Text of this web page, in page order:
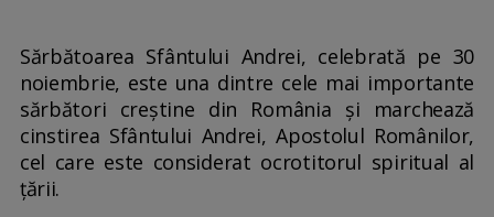
Sărbătoarea Sfântului Andrei, celebrată pe 30
noiembrie, este una dintre cele mai importante
sărbători creștine din România și marchează
cinstirea Sfântului Andrei, Apostolul Românilor,
cel care este considerat ocrotitorul spiritual al
țării.